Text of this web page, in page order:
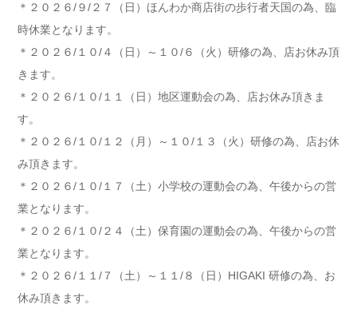
＊２０２６/９/２７（日）ほんわか商店街の歩行者天国の為、臨
時休業となります。
＊２０２６/１０/４（日）～１０/６（火）研修の為、店お休み頂
きます。
＊２０２６/１０/１１（日）地区運動会の為、店お休み頂きま
す。
＊２０２６/１０/１２（月）～１０/１３（火）研修の為、店お休
み頂きます。
＊２０２６/１０/１７（土）小学校の運動会の為、午後からの営
業となります。
＊２０２６/１０/２４（土）保育園の運動会の為、午後からの営
業となります。
＊２０２６/１１/７（土）～１１/８（日）HIGAKI 研修の為、お
休み頂きます。